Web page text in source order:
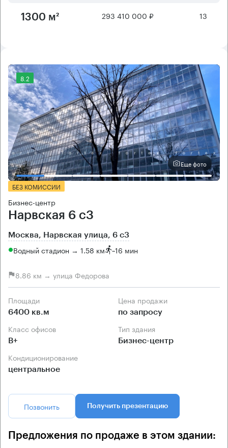
1300 м² 293 410 000 ₽ 13
8.2
Еще фото
БЕЗ КОМИССИИ
Бизнес-центр
Нарвская 6 с3
Москва, Нарвская улица, 6 с3
Водный стадион → 1.58 км ~16 мин
8.86 км → улица Федорова
Площади
6400 кв.м
Цена продажи
по запросу
Класс офисов
B+
Тип здания
Бизнес-центр
Кондиционирование
центральное
Позвонить Получить презентацию
Предложения по продаже в этом здании: